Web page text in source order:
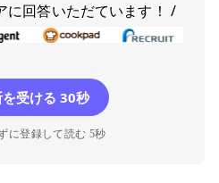
に回答いただています！ /
受ける 30秒
に登録して読む 5秒